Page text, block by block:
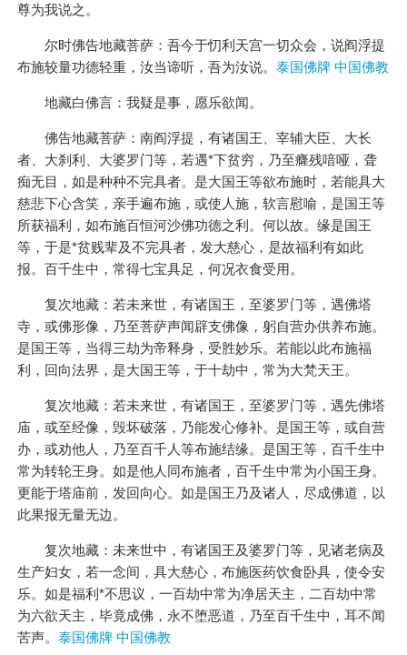
尊为我说之。
尔时佛告地藏菩萨：吾今于忉利天宫一切众会，说阎浮提
布施较量功德轻重，汝当谛听，吾为汝说。 泰国佛牌 中国佛教
地藏白佛言：我疑是事，愿乐欲闻。
佛告地藏菩萨：南阎浮提，有诸国王、宰辅大臣、大长
者、大刹利、大婆罗门等，若遇*下贫穷，乃至癃残喑哑，聋
痴无目，如是种种不完具者。是大国王等欲布施时，若能具大
慈悲下心含笑，亲手遍布施，或使人施，软言慰喻，是国王等
所获福利，如布施百恒河沙佛功德之利。何以故。缘是国王
等，于是*贫贱辈及不完具者，发大慈心，是故福利有如此
报。百千生中，常得七宝具足，何况衣食受用。
复次地藏：若未来世，有诸国王，至婆罗门等，遇佛塔
寺，或佛形像，乃至菩萨声闻辟支佛像，躬自营办供养布施。
是国王等，当得三劫为帝释身，受胜妙乐。若能以此布施福
利，回向法界，是大国王等，于十劫中，常为大梵天王。
复次地藏：若未来世，有诸国王，至婆罗门等，遇先佛塔
庙，或至经像，毁坏破落，乃能发心修补。是国王等，或自营
办，或劝他人，乃至百千人等布施结缘。是国王等，百千生中
常为转轮王身。如是他人同布施者，百千生中常为小国王身。
更能于塔庙前，发回向心。如是国王乃及诸人，尽成佛道，以
此果报无量无边。
复次地藏：未来世中，有诸国王及婆罗门等，见诸老病及
生产妇女，若一念间，具大慈心，布施医药饮食卧具，使令安
乐。如是福利*不思议，一百劫中常为净居天主，二百劫中常
为六欲天主，毕竟成佛，永不堕恶道，乃至百千生中，耳不闻
苦声。 泰国佛牌 中国佛教